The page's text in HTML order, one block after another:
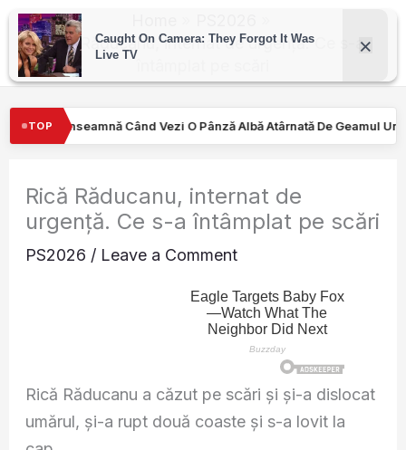
Skip
content
Rică Răducanu, internat de urgență. Ce s-a
TOP
O Pânză Albă Atârnată De Geamul Unei Mașini. Semnalul…
Rică Răducanu, internat de
urgență. Ce s-a întâmplat pe scări
PS2026 / Leave a Comment
Rică Răducanu a căzut pe scări și și-a dislocat
umărul, și-a rupt două coaste și s-a lovit la